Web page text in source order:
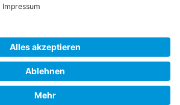
Downloads
Widerrufsbelehrung Datenschutz
Impressum
Realisiert mit Shopware